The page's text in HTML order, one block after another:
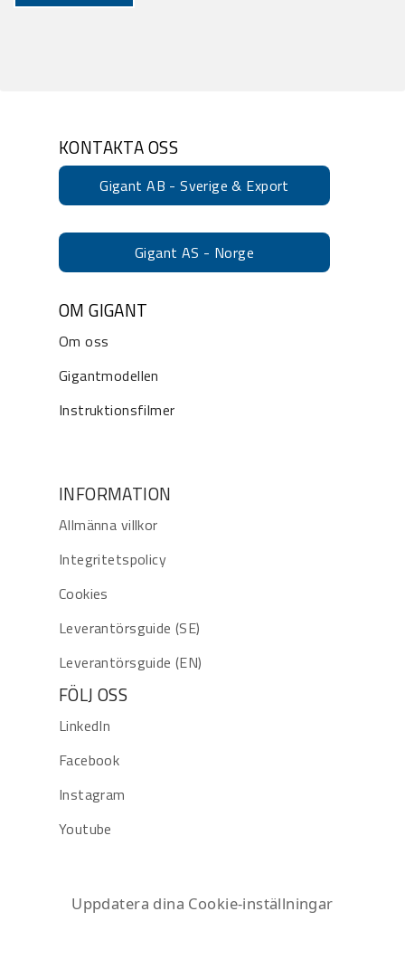
KONTAKTA OSS
Gigant AB - Sverige & Export
Gigant AS - Norge
OM GIGANT
Om oss
Gigantmodellen
Instruktionsfilmer
INFORMATION
Allmänna villkor
Integritetspolicy
Cookies
Leverantörsguide (SE)
Leverantörsguide (EN)
FÖLJ OSS
LinkedIn
Facebook
Instagram
Youtube
Uppdatera dina Cookie-inställningar